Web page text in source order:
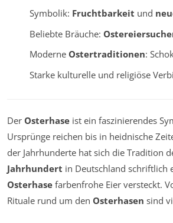
Symbolik: Fruchtbarkeit und
Beliebte Bräuche:
Moderne Ostertraditionen:
Starke kulturelle und religiöse
Der Osterhase ist ein faszinierendes
Ursprünge reichen bis in heidnische
der Jahrhunderte hat sich die Tradition
Jahrhundert in Deutschland schriftlich
Osterhase farbenfrohe Eier versteckt.
Rituale rund um den Osterhasen sind